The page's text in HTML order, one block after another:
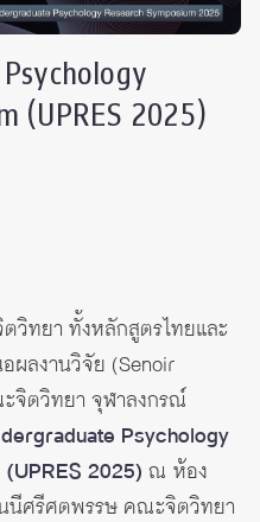
(UPRES 2025)
ทยา ทั้งหลักสูตรไทยและ
ผลงานวิจัย (Senoir
จิตวิทยา จุฬาลงกรณ์
Psychology
2025) ณ ห้อง
นีศรีศตพรรษ คณะจิตวิทยา